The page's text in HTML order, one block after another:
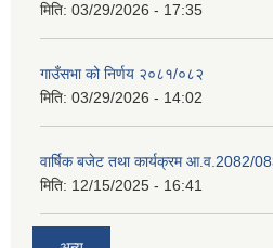
मिति: 03/29/2026 - 17:35
गाउँसभा को निर्णय २०८१/०८२
मिति: 03/29/2026 - 14:02
वार्षिक बजेट तथा कार्यक्रम आ.व.2082/
मिति: 12/15/2025 - 16:41